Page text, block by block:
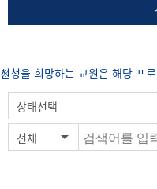
신청을 희망하는 교원은 해당 프
상태선택
전체